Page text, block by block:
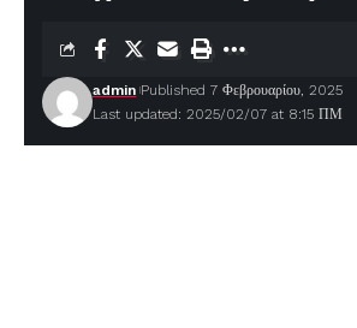
Last updated: 2025/02/07 at 8:15 ΠΜ
admin Published 7 Φεβρουαρίου, 2025